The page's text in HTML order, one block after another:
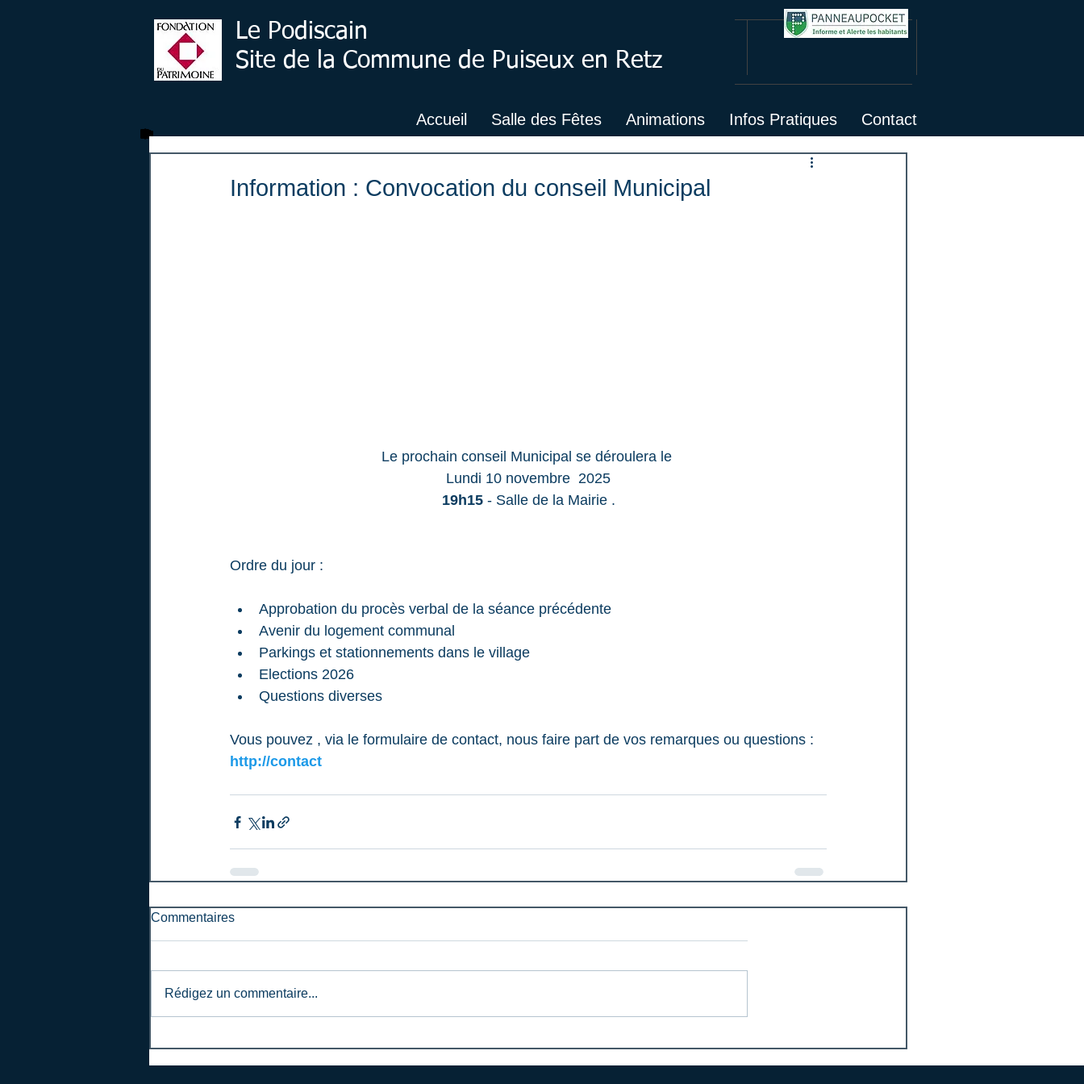
Le Podiscain
Site de la Commune de Puiseux en Retz
Accueil Salle des Fêtes Animations Infos Pratiques Contact
Information : Convocation du conseil Municipal
Le prochain conseil Municipal se déroulera le
Lundi 10 novembre  2025
19h15 - Salle de la Mairie .
Ordre du jour :
Approbation du procès verbal de la séance précédente
Avenir du logement communal
Parkings et stationnements dans le village
Elections 2026
Questions diverses
Vous pouvez , via le formulaire de contact, nous faire part de vos remarques ou questions :
http://contact
Commentaires
Rédigez un commentaire...